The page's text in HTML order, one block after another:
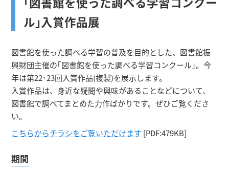
ル｣入賞作品展
図書館を使った調べる学習の普及を目的とした、図書館振
興財団主催の｢図書館を使った調べる学習コンクール｣。今
年は第22･23回入賞作品(複製)を展示します。
入賞作品は、身近な疑問や興味があることなどについて、
図書館で調べてまとめた力作ばかりです。ぜひご覧くださ
い。
こちらからチラシをご覧いただけます [PDF:479KB]
期間